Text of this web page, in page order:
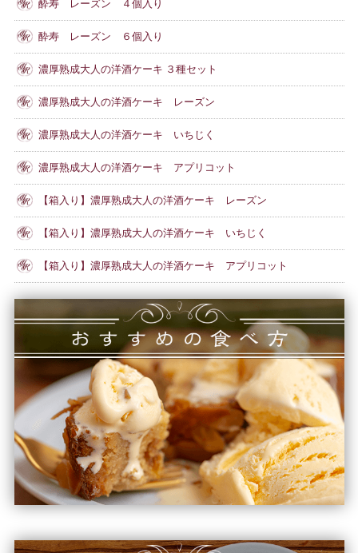
酔寿 レーズン ４個入り
酔寿 レーズン ６個入り
濃厚熟成大人の洋酒ケーキ ３種セット
濃厚熟成大人の洋酒ケーキ レーズン
濃厚熟成大人の洋酒ケーキ いちじく
濃厚熟成大人の洋酒ケーキ アプリコット
【箱入り】濃厚熟成大人の洋酒ケーキ レーズン
【箱入り】濃厚熟成大人の洋酒ケーキ いちじく
【箱入り】濃厚熟成大人の洋酒ケーキ アプリコット